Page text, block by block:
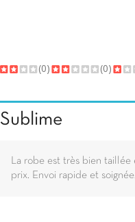
(0) (0)
Sublime
La robe est très bien
prix. Envoi rapide et